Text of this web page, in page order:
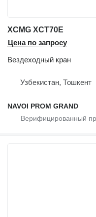
XCMG XCT70E
Цена по запросу
Вездеходный кран
Узбекистан, Тошкент
NAVOI PROM GRAND